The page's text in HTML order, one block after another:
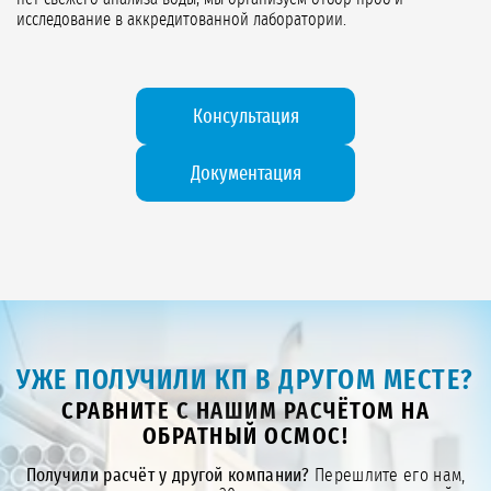
исследование в аккредитованной лаборатории.
Консультация
Документация
УЖЕ ПОЛУЧИЛИ КП В ДРУГОМ МЕСТЕ?
СРАВНИТЕ С НАШИМ РАСЧЁТОМ НА
ОБРАТНЫЙ ОСМОС!
Получили расчёт у другой компании? Перешлите его нам,